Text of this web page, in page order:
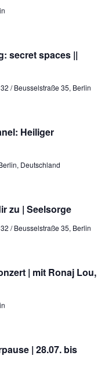
secret spaces ||
/ Beusselstraße 35, Berlin
Heiliger
Deutschland
zu | Seelsorge
/ Beusselstraße 35, Berlin
| mit Ronaj Lou,
| 28.07. bis